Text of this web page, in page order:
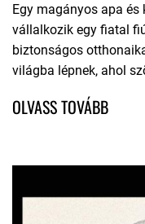
Egy magányos apa
vállalkozik egy fiatal
biztonságos
világba lépnek, ahol